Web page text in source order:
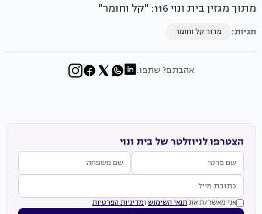
מתוך מגזין בית ונוי 116: "קל וחומר"
תגיות: מדור קל וחומר
אהבתם? שתפו:
הצטרפו לניוזלטר של בית ונוי
אני מאשר/ת את תנאי השימוש ומדיניות הפרטיות